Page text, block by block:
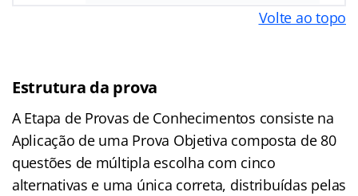
Volte ao topo
Estrutura da prova
A Etapa de Provas de Conhecimentos consiste na
Aplicação de uma Prova Objetiva composta de 80
questões de múltipla escolha com cinco
alternativas e uma única correta, distribuídas pelas